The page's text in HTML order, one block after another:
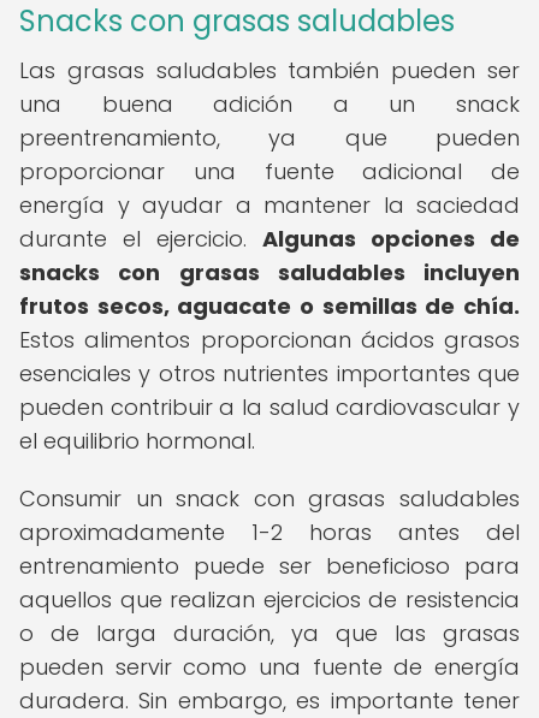
Snacks con grasas saludables
Las grasas saludables también pueden ser
una buena adición a un snack
preentrenamiento, ya que pueden
proporcionar una fuente adicional de
energía y ayudar a mantener la saciedad
durante el ejercicio. Algunas opciones de
snacks con grasas saludables incluyen
frutos secos, aguacate o semillas de chía.
Estos alimentos proporcionan ácidos grasos
esenciales y otros nutrientes importantes que
pueden contribuir a la salud cardiovascular y
el equilibrio hormonal.
Consumir un snack con grasas saludables
aproximadamente 1-2 horas antes del
entrenamiento puede ser beneficioso para
aquellos que realizan ejercicios de resistencia
o de larga duración, ya que las grasas
pueden servir como una fuente de energía
duradera. Sin embargo, es importante tener